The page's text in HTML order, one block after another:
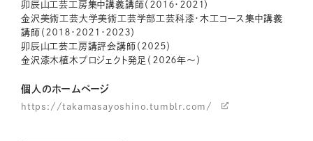
卯辰山工芸工房集中講義講師（２０１６・２０２１）
金沢美術工芸大学美術工芸学部工芸科漆・木工コース集中講義
講師（２０１８・２０２１・２０２３）
卯辰山工芸工房講評会講師（２０２５）
金沢漆木植木プロジェクト発足（２０２６年〜）
個人のホームページ
https://takamasayoshino.tumblr.com/